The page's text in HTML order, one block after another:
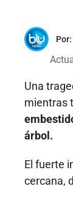
Por:
Una
mientras
árbol.
El fuerte
cercana,